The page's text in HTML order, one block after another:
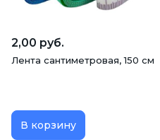
2,00 руб.
Лента сантиметровая, 150 см
В корзину